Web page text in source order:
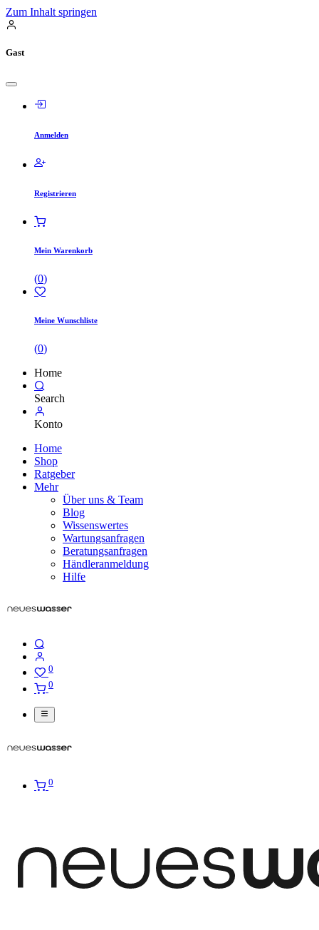
Zum Inhalt springen
Gast
Anmelden
Registrieren
Mein Warenkorb
(0)
Meine Wunschliste
(0)
Home
Search
Konto
Home
Shop
Ratgeber
Mehr
Über uns & Team
Blog
Wissenswertes
Wartungsanfragen
Beratungsanfragen
Händleranmeldung
Hilfe
0
0
0